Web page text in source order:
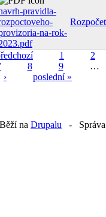
pravidla-
na-rok-
Rozpočet
1 2
8 9 …
›
poslední »
na Drupalu - Správa